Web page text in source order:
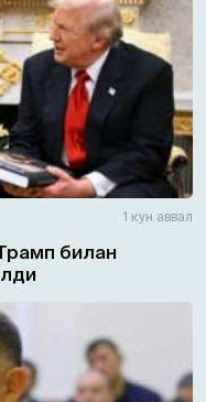
1 кун аввал
билан